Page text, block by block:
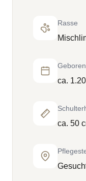
Rasse
Geboren
ca.
ca. 50